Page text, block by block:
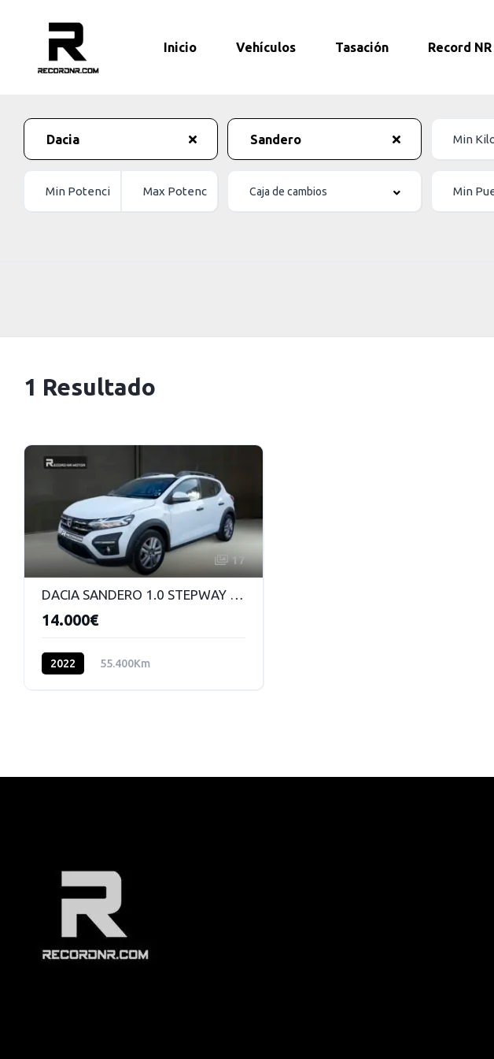
Inicio Vehículos Tasación Record NR
Dacia Sandero
1 Resultado
17
DACIA SANDERO 1.0 STEPWAY ESSENTIALE ECO-G 100 GLP
14.000€
2022
55.400Km